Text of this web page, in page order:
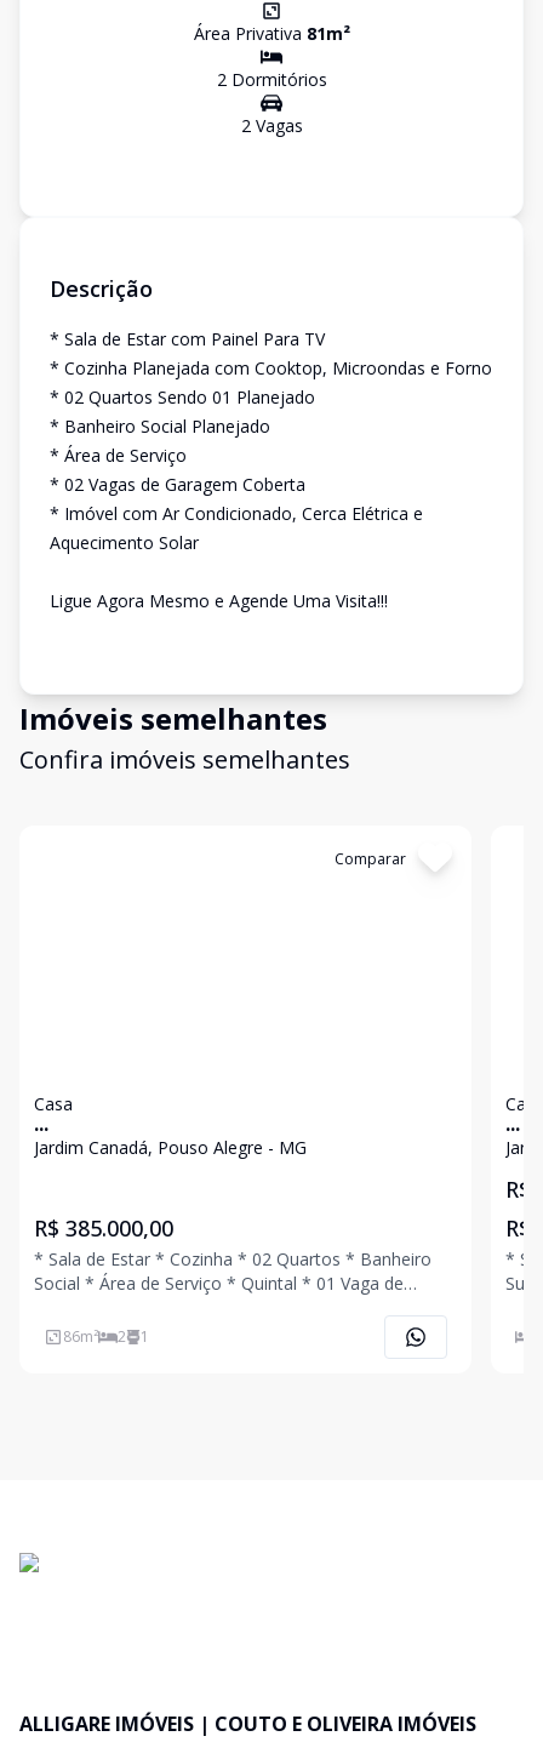
Área Privativa 81m²
2Dormitórios
2Vagas
Descrição
* Sala de Estar com Painel Para TV
* Cozinha Planejada com Cooktop, Microondas e Forno
* 02 Quartos Sendo 01 Planejado
* Banheiro Social Planejado
* Área de Serviço
* 02 Vagas de Garagem Coberta
* Imóvel com Ar Condicionado, Cerca Elétrica e
Aquecimento Solar
Ligue Agora Mesmo e Agende Uma Visita!!!
Imóveis semelhantes
Confira imóveis semelhantes
Comparar
Casa
...
Jardim Canadá, Pouso Alegre - MG
R$ 385.000,00
* Sala de Estar * Cozinha * 02 Quartos * Banheiro
Social * Área de Serviço * Quintal * 01 Vaga de
Uma Visita!!!
86m² 2 1
Casa
...
R$
R$
* Sala
Suíte * Banheiro Social * Área de
ALLIGARE IMÓVEIS | COUTO E OLIVEIRA IMÓVEIS